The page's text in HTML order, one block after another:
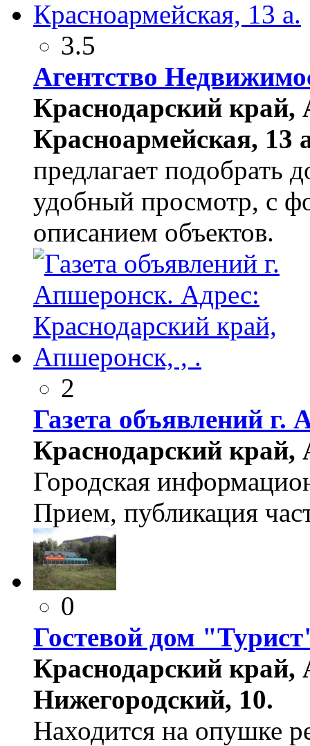
3.5
Агентство
Краснодарский край,
Красноармейская, 13
предлагает подобрать
удобный просмотр, с
описанием объектов.
2
Газета объявлений г.
Краснодарский край,
Городская
Прием, публикация
0
Гостевой дом
Краснодарский
Нижегородский, 10.
Находится на опушке